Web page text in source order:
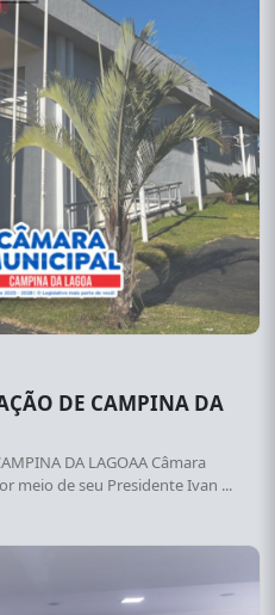
DE CAMPINA DA
DA LAGOAA Câmara
meio de seu Presidente Ivan ...